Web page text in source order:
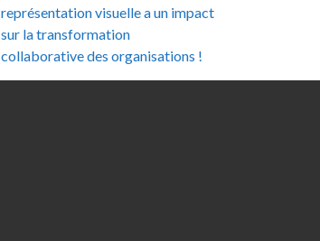
représentation visuelle a un impact
sur la transformation
collaborative des organisations !